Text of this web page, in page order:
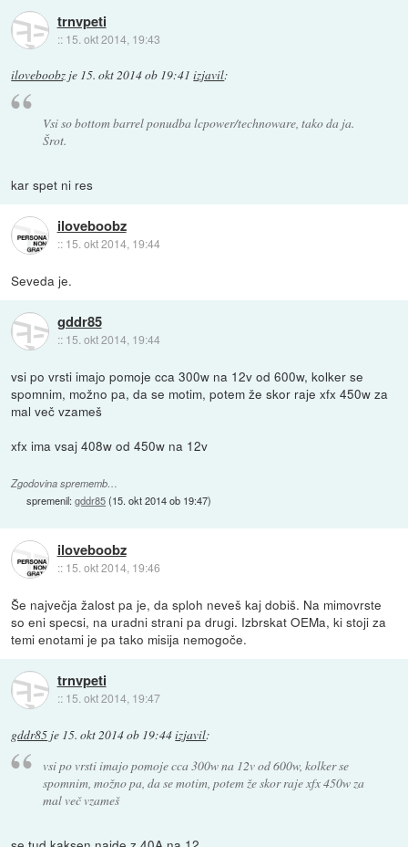
trnvpeti
:: 15. okt 2014, 19:43
iloveboobz je 15. okt 2014 ob 19:41 izjavil:
Vsi so bottom barrel ponudba lcpower/technoware, tako da ja.
Šrot.
kar spet ni res
iloveboobz
:: 15. okt 2014, 19:44
Seveda je.
gddr85
:: 15. okt 2014, 19:44
vsi po vrsti imajo pomoje cca 300w na 12v od 600w, kolker se
spomnim, možno pa, da se motim, potem že skor raje xfx 450w za
mal več vzameš
xfx ima vsaj 408w od 450w na 12v
Zgodovina sprememb…
spremenil:gddr85(15. okt 2014 ob 19:47)
iloveboobz
:: 15. okt 2014, 19:46
Še največja žalost pa je, da sploh neveš kaj dobiš. Na mimovrste
so eni specsi, na uradni strani pa drugi. Izbrskat OEMa, ki stoji za
temi enotami je pa tako misija nemogoče.
trnvpeti
:: 15. okt 2014, 19:47
gddr85 je 15. okt 2014 ob 19:44izjavil:
vsi po vrsti imajo pomoje cca 300w na 12v od 600w, kolker se
spomnim, možno pa, da se motim, potem že skor raje xfx 450w za
mal več vzameš